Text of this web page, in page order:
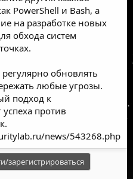
PowerShell и Bash, а
на разработке новых
обхода систем
обновлять
любые угрозы.
подход к
против
news/543268.php
зарегистрироваться